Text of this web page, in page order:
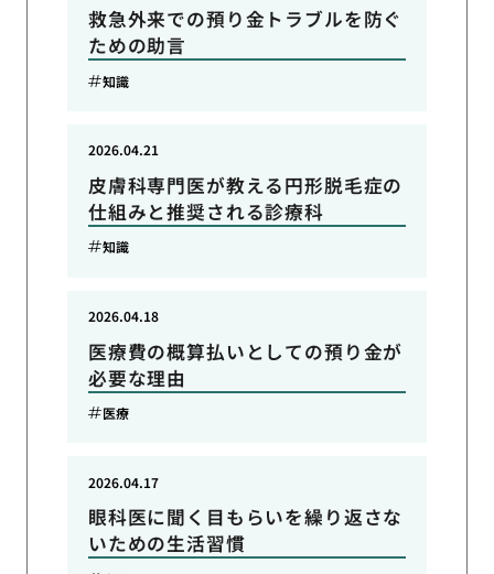
救急外来での預り金トラブルを防ぐ
ための助言
知識
皮膚科専門医が教える円形脱毛症の
仕組みと推奨される診療科
2026.04.21
知識
医療費の概算払いとしての預り金が
必要な理由
2026.04.18
医療
眼科医に聞く目もらいを繰り返さな
いための生活習慣
2026.04.17